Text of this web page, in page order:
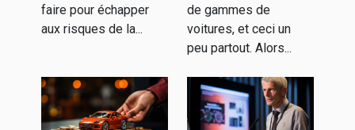
faire pour échapper
aux risques de la...
de gammes de
voitures, et ceci un
peu partout. Alors...